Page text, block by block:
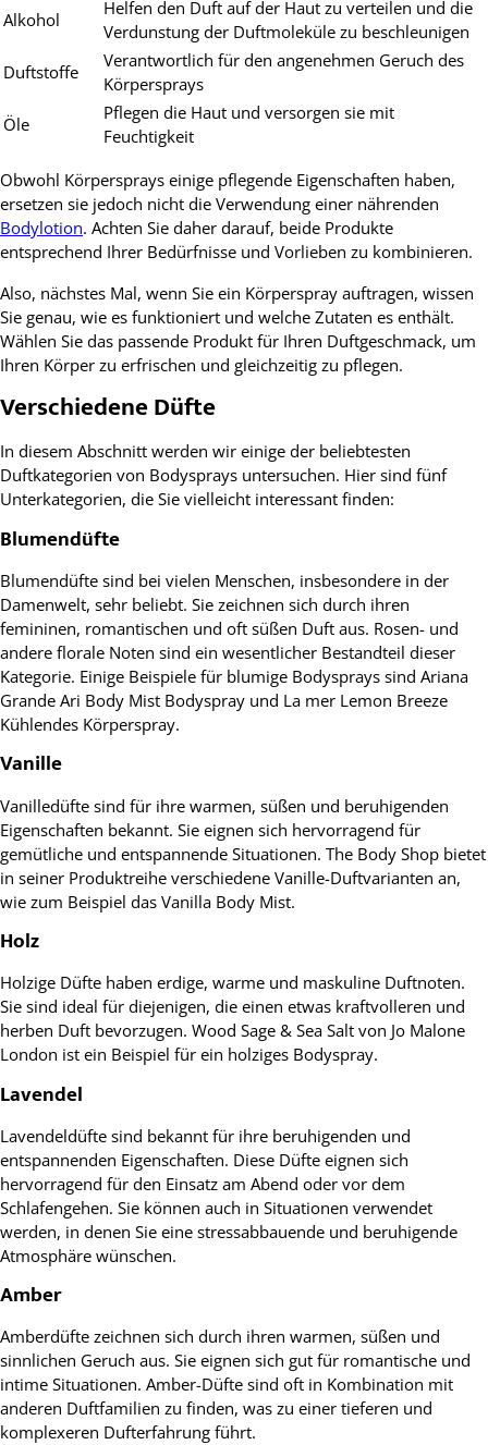
Alkohol
Helfen den Duft auf der Haut zu verteilen und die
Verdunstung der Duftmoleküle zu beschleunigen
Duftstoffe
Verantwortlich für den angenehmen Geruch des
Körpersprays
Öle
Pflegen die Haut und versorgen sie mit
Feuchtigkeit
Obwohl Körpersprays einige pflegende Eigenschaften haben,
ersetzen sie jedoch nicht die Verwendung einer nährenden
Bodylotion. Achten Sie daher darauf, beide Produkte
entsprechend Ihrer Bedürfnisse und Vorlieben zu kombinieren.
Also, nächstes Mal, wenn Sie ein Körperspray auftragen, wissen
Sie genau, wie es funktioniert und welche Zutaten es enthält.
Wählen Sie das passende Produkt für Ihren Duftgeschmack, um
Ihren Körper zu erfrischen und gleichzeitig zu pflegen.
Verschiedene Düfte
In diesem Abschnitt werden wir einige der beliebtesten
Duftkategorien von Bodysprays untersuchen. Hier sind fünf
Unterkategorien, die Sie vielleicht interessant finden:
Blumendüfte
Blumendüfte sind bei vielen Menschen, insbesondere in der
Damenwelt, sehr beliebt. Sie zeichnen sich durch ihren
femininen, romantischen und oft süßen Duft aus. Rosen- und
andere florale Noten sind ein wesentlicher Bestandteil dieser
Kategorie. Einige Beispiele für blumige Bodysprays sind Ariana
Grande Ari Body Mist Bodyspray und La mer Lemon Breeze
Kühlendes Körperspray.
Vanille
Vanilledüfte sind für ihre warmen, süßen und beruhigenden
Eigenschaften bekannt. Sie eignen sich hervorragend für
gemütliche und entspannende Situationen. The Body Shop bietet
in seiner Produktreihe verschiedene Vanille-Duftvarianten an,
wie zum Beispiel das Vanilla Body Mist.
Holz
Holzige Düfte haben erdige, warme und maskuline Duftnoten.
Sie sind ideal für diejenigen, die einen etwas kraftvolleren und
herben Duft bevorzugen. Wood Sage & Sea Salt von Jo Malone
London ist ein Beispiel für ein holziges Bodyspray.
Lavendel
Lavendeldüfte sind bekannt für ihre beruhigenden und
entspannenden Eigenschaften. Diese Düfte eignen sich
hervorragend für den Einsatz am Abend oder vor dem
Schlafengehen. Sie können auch in Situationen verwendet
werden, in denen Sie eine stressabbauende und beruhigende
Atmosphäre wünschen.
Amber
Amberdüfte zeichnen sich durch ihren warmen, süßen und
sinnlichen Geruch aus. Sie eignen sich gut für romantische und
intime Situationen. Amber-Düfte sind oft in Kombination mit
anderen Duftfamilien zu finden, was zu einer tieferen und
komplexeren Dufterfahrung führt.